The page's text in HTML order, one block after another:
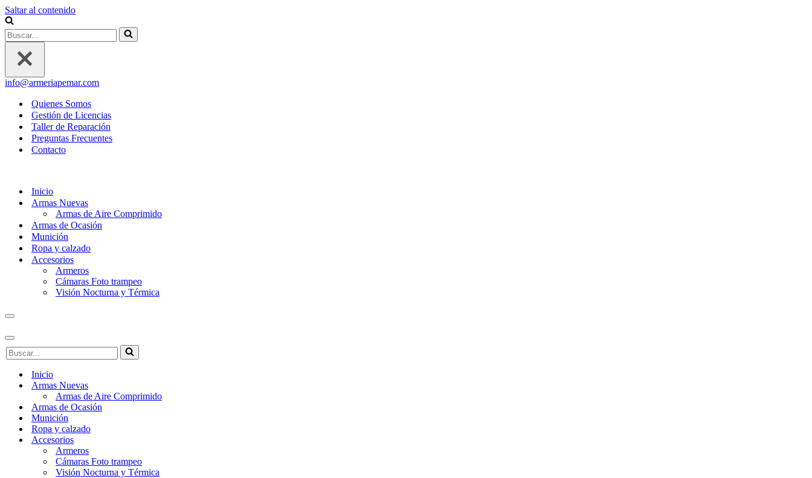
Saltar al contenido
Buscar...
info@armeriapemar.com
Quienes Somos
Gestión de Licencias
Taller de Reparación
Preguntas Frecuentes
Contacto
Inicio
Armas Nuevas
Armas de Aire Comprimido
Armas de Ocasión
Munición
Ropa y calzado
Accesorios
Armeros
Cámaras Foto trampeo
Visión Nocturna y Térmica
Menú
navegación
Menú
de
navegación
Buscar...
Inicio
Armas Nuevas
Armas de Aire Comprimido
Armas de Ocasión
Munición
Ropa y calzado
Accesorios
Armeros
Cámaras Foto trampeo
Visión Nocturna y Térmica